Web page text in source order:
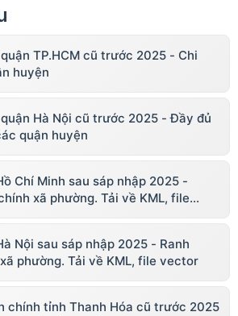
TP.HCM cũ trước 2025 - Chi
huyện
Hà Nội cũ trước 2025 - Đầy đủ
quận huyện
Chí Minh sau sáp nhập 2025 -
xã phường. Tải về KML, file
Nội sau sáp nhập 2025 - Ranh
phường. Tải về KML, file vector
chính tỉnh Thanh Hóa cũ trước 2025